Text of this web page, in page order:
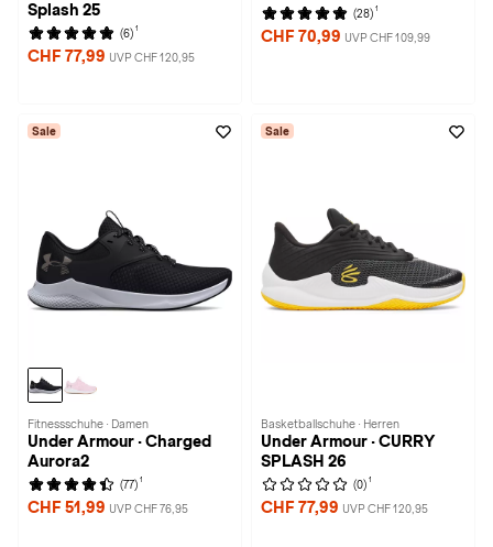
Splash 25
(6) 1
CHF 77,99 UVP CHF 120,95
(28) 1
CHF 70,99 UVP CHF 109,99
Sale
Fitnessschuhe · Damen
Under Armour · Charged
Aurora2
(77) 1
CHF 51,99 UVP CHF 76,95
Sale
Basketballschuhe · Herren
Under Armour · CURRY
SPLASH 26
(0) 1
CHF 77,99 UVP CHF 120,95